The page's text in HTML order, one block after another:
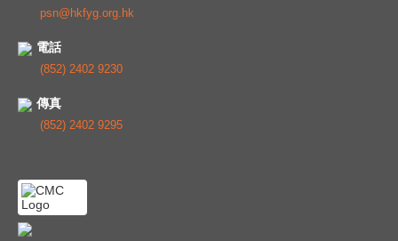
psn@hkfyg.org.hk
電話
(852) 2402 9230
傳真
(852) 2402 9295